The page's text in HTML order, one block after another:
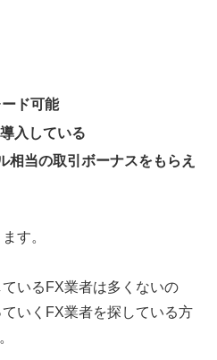
ド可能
入している
相当の取引ボーナスをもらえ
す。
いるFX業者は多くないの
いくFX業者を探している方